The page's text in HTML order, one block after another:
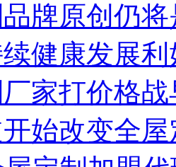
牌原创仍
健康发展
家打价格
始改变全